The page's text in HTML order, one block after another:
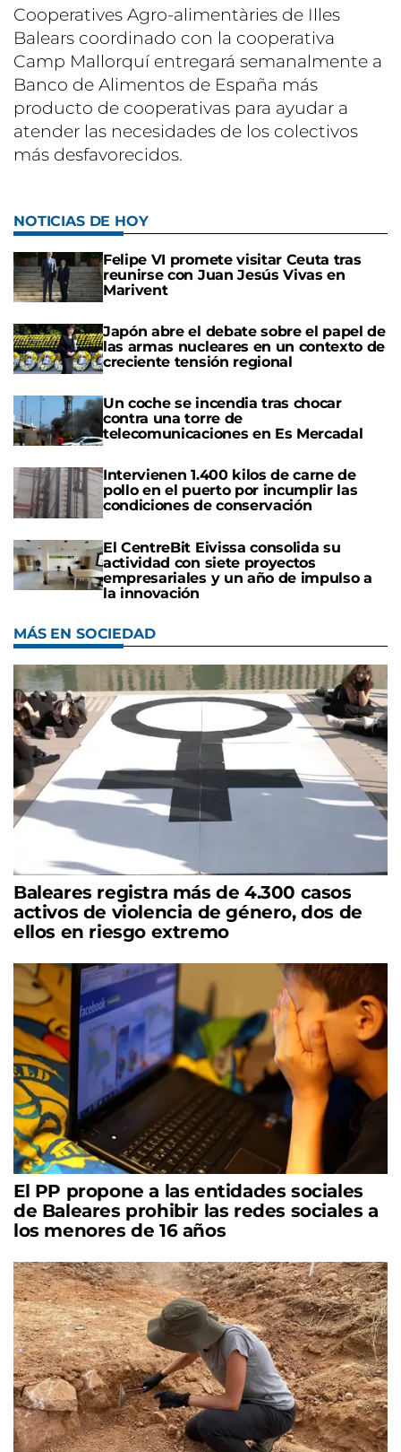
Cooperatives Agro-alimentàries de Illes
Balears coordinado con la cooperativa
Camp Mallorquí entregará semanalmente a
Banco de Alimentos de España más
producto de cooperativas para ayudar a
atender las necesidades de los colectivos
más desfavorecidos.
NOTICIAS DE HOY
Felipe VI promete visitar Ceuta tras
reunirse con Juan Jesús Vivas en
Marivent
Japón abre el debate sobre el papel de
las armas nucleares en un contexto de
creciente tensión regional
Un coche se incendia tras chocar
contra una torre de
telecomunicaciones en Es Mercadal
Intervienen 1.400 kilos de carne de
pollo en el puerto por incumplir las
condiciones de conservación
El CentreBit Eivissa consolida su
actividad con siete proyectos
empresariales y un año de impulso a
la innovación
MÁS EN SOCIEDAD
Baleares registra más de 4.300 casos
activos de violencia de género, dos de
ellos en riesgo extremo
El PP propone a las entidades sociales
de Baleares prohibir las redes sociales a
los menores de 16 años